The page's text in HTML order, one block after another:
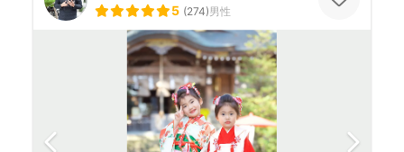
5 (274)男性